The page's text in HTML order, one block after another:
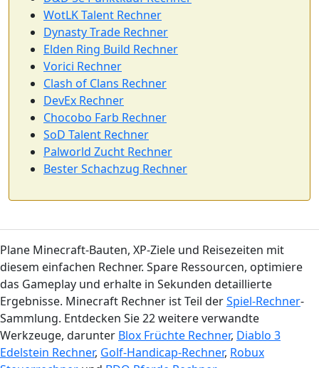
WotLK Talent Rechner
Dynasty Trade Rechner
Elden Ring Build Rechner
Vorici Rechner
Clash of Clans Rechner
DevEx Rechner
Chocobo Farb Rechner
SoD Talent Rechner
Palworld Zucht Rechner
Bester Schachzug Rechner
Plane Minecraft-Bauten, XP-Ziele und Reisezeiten mit
diesem einfachen Rechner. Spare Ressourcen, optimiere
das Gameplay und erhalte in Sekunden detaillierte
Ergebnisse. Minecraft Rechner ist Teil derSpiel-Rechner-
Sammlung. Entdecken Sie 22 weitere verwandte
Werkzeuge, darunter Blox Früchte Rechner, Diablo 3
Edelstein Rechner, Golf-Handicap-Rechner, Robux